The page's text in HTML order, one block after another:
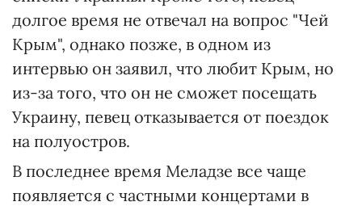
долгое время не отвечал на вопрос "Чей
Крым", однако позже, в одном из
интервью он заявил, что любит Крым, но
из-за того, что он не сможет посещать
Украину, певец отказывается от поездок
на полуостров.
В последнее время Меладзе все чаще
появляется с частными концертами в